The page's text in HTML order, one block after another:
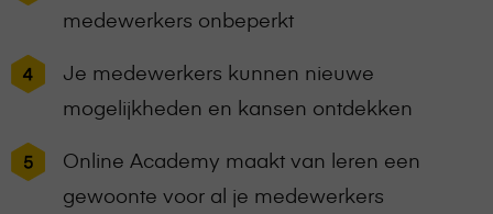
medewerkers onbeperkt
Je medewerkers kunnen nieuwe
mogelijkheden en kansen ontdekken
Online Academy maakt van leren een
gewoonte voor al je medewerkers